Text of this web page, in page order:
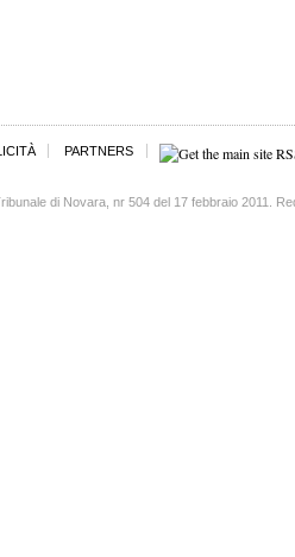
PARTNERS
di Novara, nr 504 del 17 febbraio 2011.